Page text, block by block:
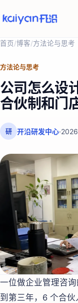
首页/博客/方法论与思考
方法论与思考
公司怎么设
合伙制和门
研 开沿研发中心·
一位做企业管理咨
到第三年，6 个合